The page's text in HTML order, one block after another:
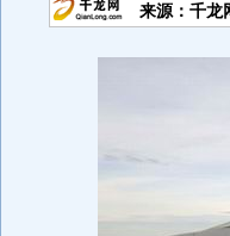
来源：千龙